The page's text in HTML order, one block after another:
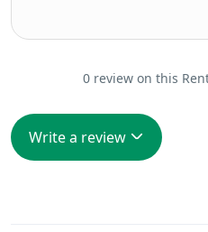
0 review on this
Write a review